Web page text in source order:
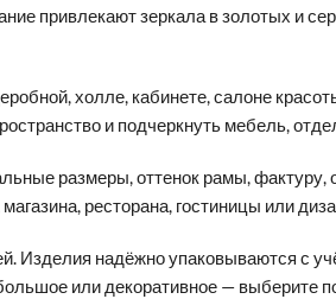
привлекают зеркала в золотых и
холле, кабинете, салоне
и подчеркнуть мебель,
размеры, оттенок рамы,
ресторана, гостиницы или
Изделия надёжно упаковываются с
или декоративное — выберите